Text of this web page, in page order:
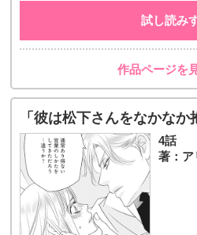
試し読み
作品ページを
「彼は松下さんをなかなか
4話
著：ア